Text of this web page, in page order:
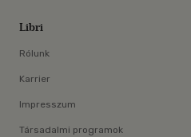
Libri
Rólunk
Karrier
Impresszum
Társadalmi programok